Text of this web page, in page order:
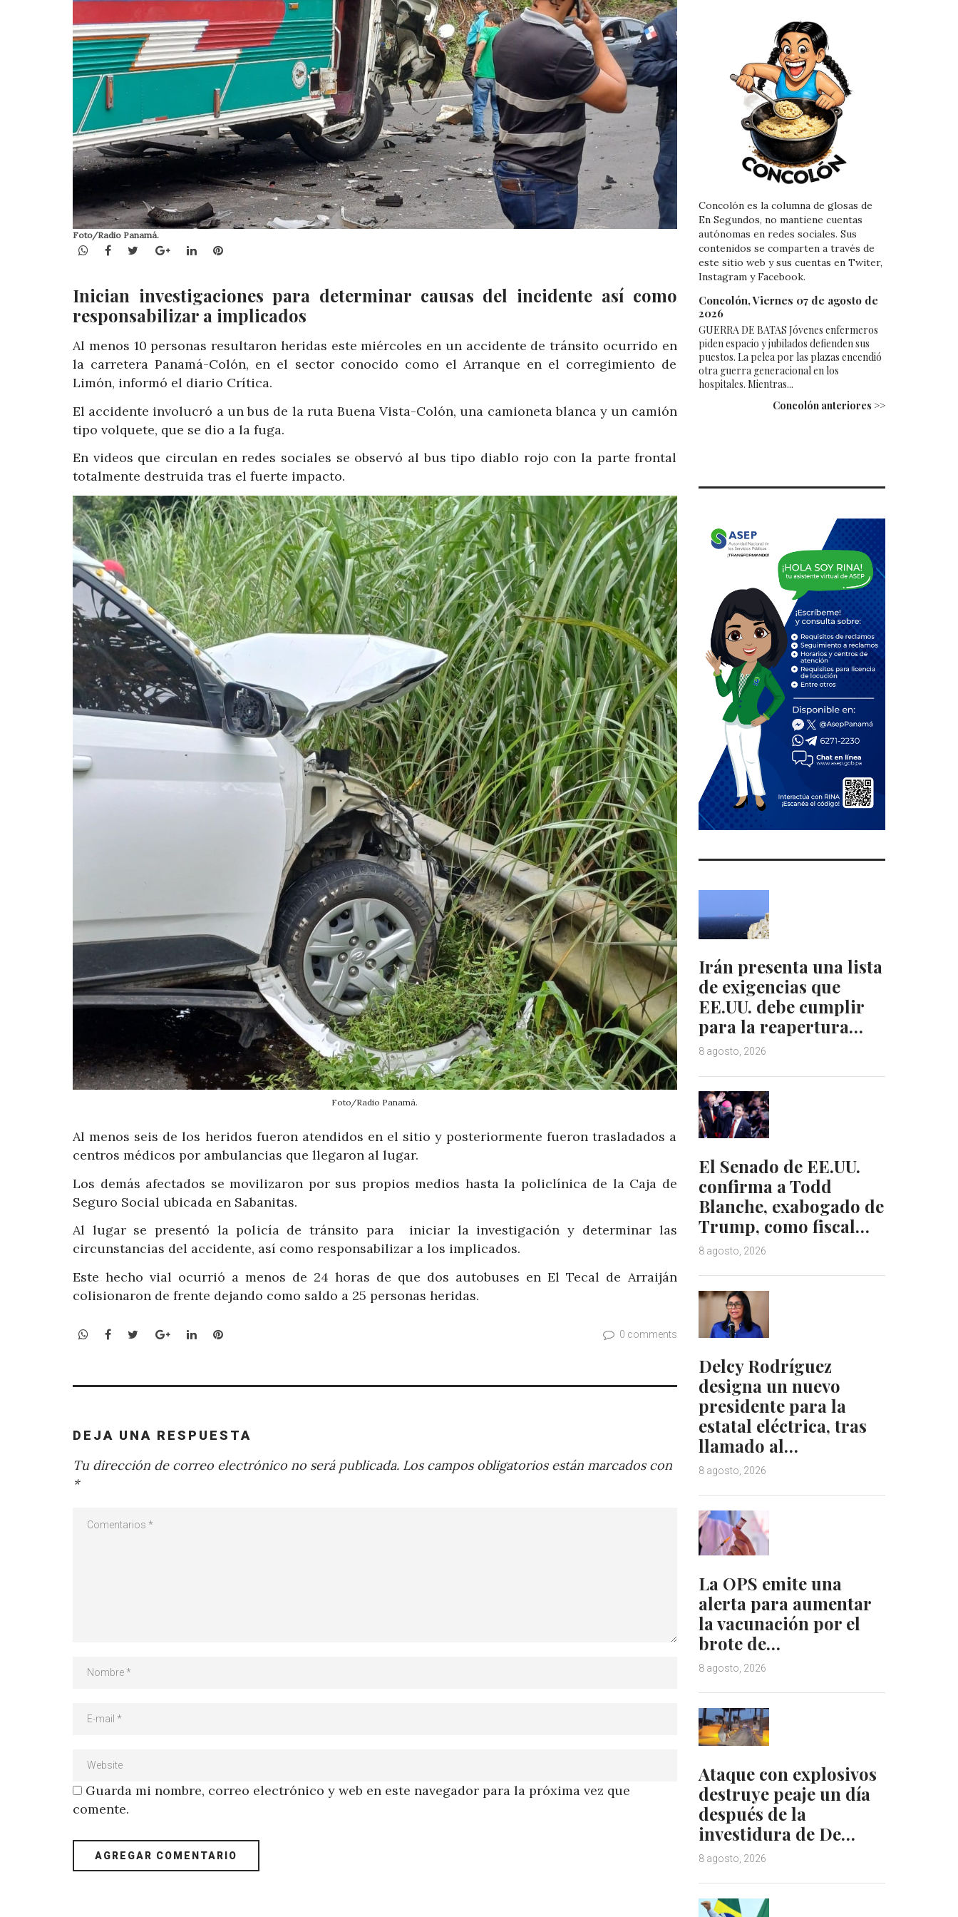
Foto/Radio Panamá.
WhatsApp
Facebook
TwitterGoogle+LinkedInPinterest
Inician investigaciones para determinar causas del incidente así como
responsabilizar a implicados
Al menos 10 personas resultaron heridas este miércoles en un accidente de tránsito ocurrido en
la carretera Panamá-Colón, en el sector conocido como el Arranque en el corregimiento de
Limón, informó el diario Crítica.
El accidente involucró a un bus de la ruta Buena Vista-Colón, una camioneta blanca y un camión
tipo volquete, que se dio a la fuga.
En videos que circulan en redes sociales se observó al bus tipo diablo rojo con la parte frontal
totalmente destruida tras el fuerte impacto.
Foto/Radio Panamá.
Al menos seis de los heridos fueron atendidos en el sitio y posteriormente fueron trasladados a
centros médicos por ambulancias que llegaron al lugar.
Los demás afectados se movilizaron por sus propios medios hasta la policlínica de la Caja de
Seguro Social ubicada en Sabanitas.
Al lugar se presentó la policía de tránsito para iniciar la investigación y determinar las
circunstancias del accidente, así como responsabilizar a los implicados.
Este hecho vial ocurrió a menos de 24 horas de que dos autobuses en El Tecal de Arraiján
colisionaron de frente dejando como saldo a 25 personas heridas.
WhatsApp
Facebook
TwitterGoogle+LinkedInPinterest 0 comments
DEJA UNA RESPUESTA
Tu dirección de correo electrónico no será publicada. Los campos obligatorios están marcados con
*
Guarda mi nombre, correo electrónico y web en este navegador para la próxima vez que
comente.
Concolón es la columna de glosas de
En Segundos, no mantiene cuentas
autónomas en redes sociales. Sus
contenidos se comparten a través de
este sitio web y sus cuentas en Twiter,
Instagram y Facebook.
Concolón, Viernes 07 de agosto de
2026
GUERRA DE BATAS Jóvenes enfermeros
piden espacio y jubilados defienden sus
puestos. La pelea por las plazas encendió
otra guerra generacional en los
hospitales. Mientras...
Concolón anteriores >>
Irán presenta una lista
de exigencias que
EE.UU. debe cumplir
para la reapertura…
8 agosto, 2026
El Senado de EE.UU.
confirma a Todd
Blanche, exabogado de
Trump, como fiscal…
8 agosto, 2026
Delcy Rodríguez
designa un nuevo
presidente para la
estatal eléctrica, tras
llamado al…
8 agosto, 2026
La OPS emite una
alerta para aumentar
la vacunación por el
brote de…
8 agosto, 2026
Ataque con explosivos
destruye peaje un día
después de la
investidura de De…
8 agosto, 2026